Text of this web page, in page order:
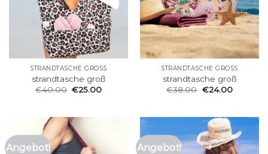
STRANDTASCHE GROSS
strandtasche groß
€40.00 €25.00
STRANDTASCHE GROSS
strandtasche groß
€38.00 €24.00
Angebot! Angebot!